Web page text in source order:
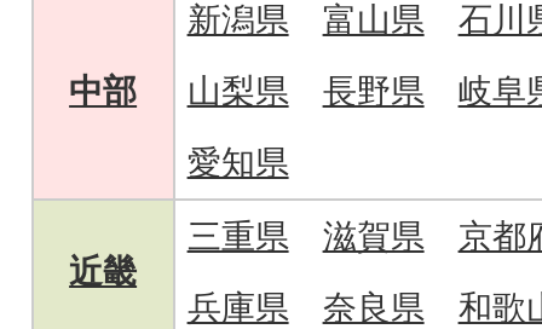
中部
新潟県 富山県
石川
山梨県
長野県
岐阜
愛知県
近畿
三重県 滋賀県
京都
兵庫県
奈良県 和歌